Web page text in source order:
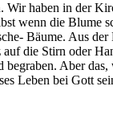
Wir haben in der
wenn die Blume
Bäume. Aus
auf die Stirn oder
Aber
Leben bei Gott